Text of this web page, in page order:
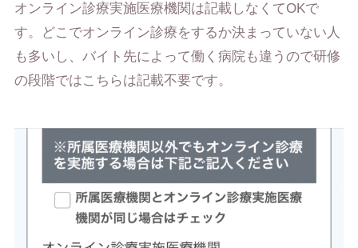
オンライン診療実施医療機関は記載しなくてOKで
す。どこでオンライン診療をするか決まっていない人
も多いし、バイト先によって働く病院も違うので研修
の段階ではこちらは記載不要です。